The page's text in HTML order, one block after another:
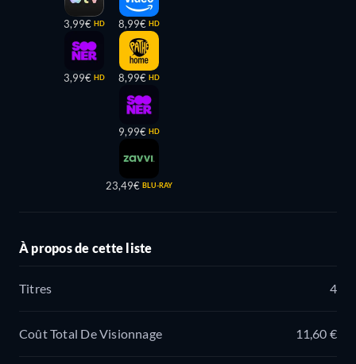
3,99€ HD
3,99€ HD
8,99€ HD
8,99€ HD
9,99€ HD
23,49€ BLU-RAY
À propos de cette liste
Titres 4
Coût Total De Visionnage 11,60 €